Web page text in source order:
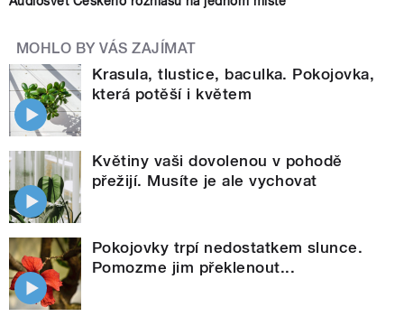
MOHLO BY VÁS ZAJÍMAT
Krasula, tlustice, baculka. Pokojovka,
která potěší i květem
Květiny vaši dovolenou v pohodě
přežijí. Musíte je ale vychovat
Pokojovky trpí nedostatkem slunce.
Pomozme jim překlenout...